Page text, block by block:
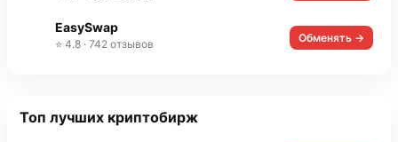
EasySwap
⭐ 4.8 · 742 отзывов Обменять →
Топ лучших криптобирж